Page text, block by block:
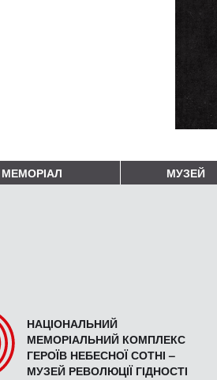
МЕМОРІАЛ МУЗЕЙ
НАЦІОНАЛЬНИЙ
МЕМОРІАЛЬНИЙ КОМПЛЕКС
ГЕРОЇВ НЕБЕСНОЇ СОТНІ –
МУЗЕЙ РЕВОЛЮЦІЇ ГІДНОСТІ